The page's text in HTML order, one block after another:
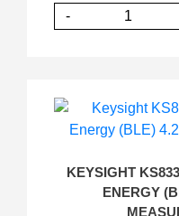
-
KEYSIGHT
ENERGY